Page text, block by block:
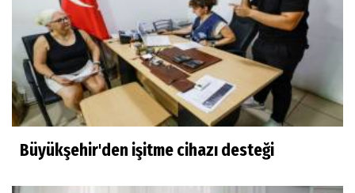
Büyükşehir'den işitme cihazı desteği